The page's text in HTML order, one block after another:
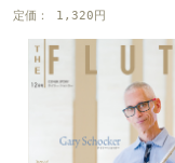
定価： 1,320円